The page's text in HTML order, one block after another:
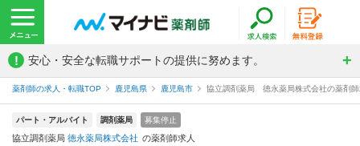
! 安心・安全な転職サポートの提供に努めます。
薬剤師の求人・転職TOP 鹿児島県 鹿児島市 協立調剤薬局 徳永薬局株式会社の薬剤
パート・アルバイト 調剤薬局 募集停止
協立調剤薬局 徳永薬局株式会社 の薬剤師求人